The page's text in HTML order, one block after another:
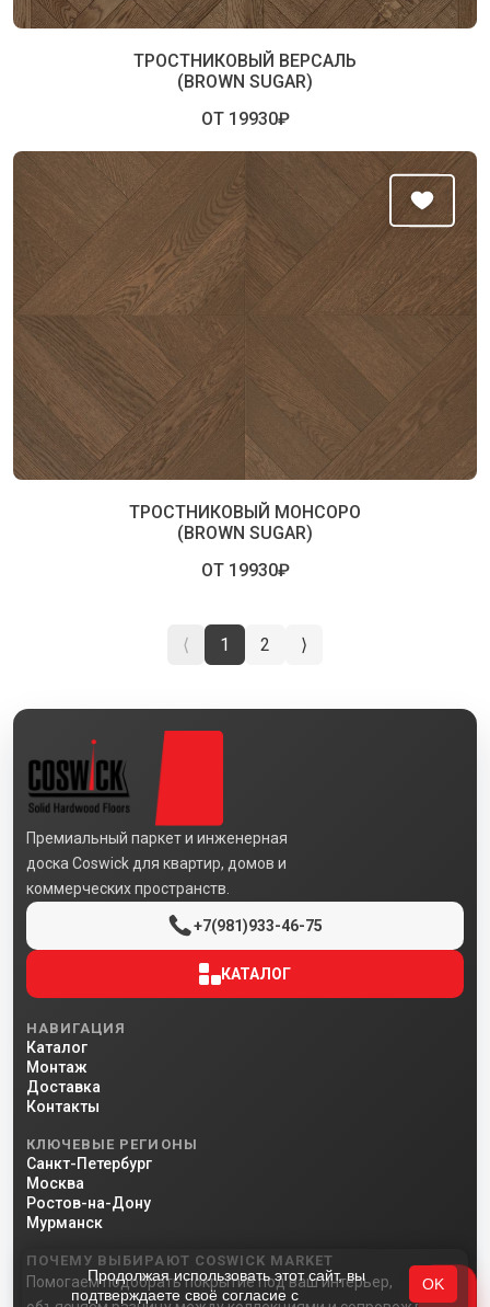
ТРОСТНИКОВЫЙ ВЕРСАЛЬ
(BROWN SUGAR)
ОТ 19930₽
ТРОСТНИКОВЫЙ МОНСОРО
(BROWN SUGAR)
ОТ 19930₽
⟨ 1 2 ⟩
Премиальный паркет и инженерная
доска Coswick для квартир, домов и
коммерческих пространств.
+7(981)933-46-75
КАТАЛОГ
НАВИГАЦИЯ
Каталог
Монтаж
Доставка
Контакты
КЛЮЧЕВЫЕ РЕГИОНЫ
Санкт-Петербург
Москва
Ростов-на-Дону
Мурманск
ПОЧЕМУ ВЫБИРАЮТ COSWICK MARKET
Помогаем подобрать покрытие под ваш интерьер,
Продолжая использовать этот сайт, вы
подтверждаете своё согласие с
OK